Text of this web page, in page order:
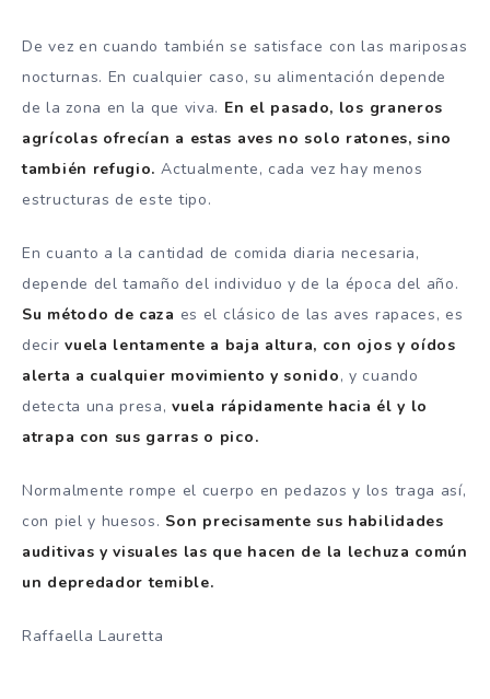
De vez en cuando también se satisface con las mariposas
nocturnas. En cualquier caso, su alimentación depende
de la zona en la que viva. En el pasado, los graneros
agrícolas ofrecían a estas aves no solo ratones, sino
también refugio. Actualmente, cada vez hay menos
estructuras de este tipo.
En cuanto a la cantidad de comida diaria necesaria,
depende del tamaño del individuo y de la época del año.
Su método de caza es el clásico de las aves rapaces, es
decirvuela lentamente a baja altura, con ojos y oídos
alerta a cualquier movimiento y sonido, y cuando
detecta una presa,vuela rápidamente hacia él y lo
atrapa con sus garras o pico.
Normalmente rompe el cuerpo en pedazos y los traga así,
con piel y huesos. Son precisamente sus habilidades
auditivas y visuales las que hacen de la lechuza común
un depredador temible.
Raffaella Lauretta